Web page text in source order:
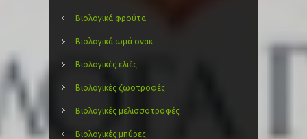
Βιολογικά φρούτα
Βιολογικά ωμά σνακ
Βιολογικές ελιές
Βιολογικές ζωοτροφές
Βιολογικές μελισσοτροφές
Βιολογικές μπύρες